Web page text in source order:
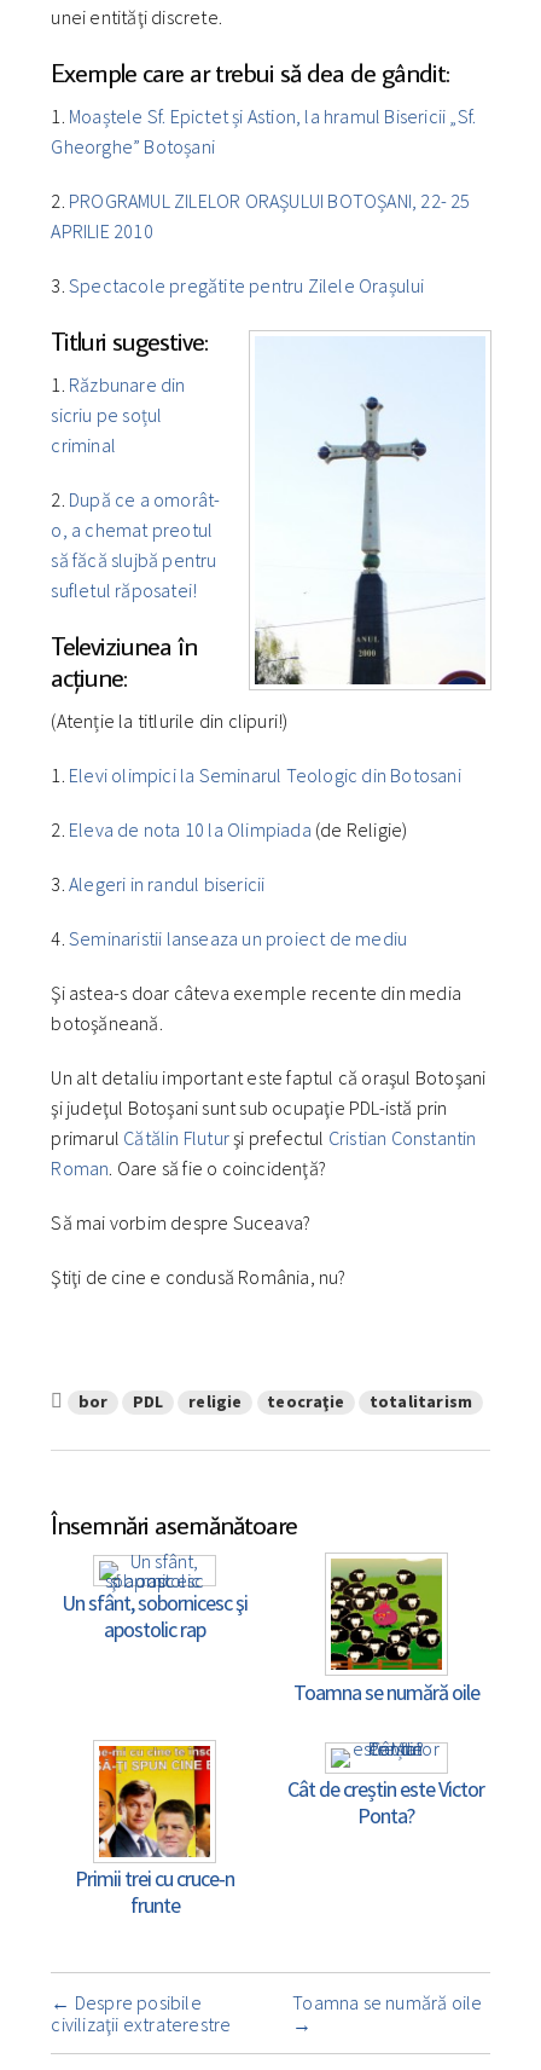
unei entităţi discrete.
Exemple care ar trebui să dea de gândit:
1. Moaștele Sf. Epictet și Astion, la hramul Bisericii „Sf.
Gheorghe” Botoșani
2. PROGRAMUL ZILELOR ORAȘULUI BOTOȘANI, 22- 25
APRILIE 2010
3.Spectacole pregătite pentru Zilele Orașului
Titluri sugestive:
1. Răzbunare din
sicriu pe soțul
criminal
2. După ce a omorât-
o, a chemat preotul
să făcă slujbă pentru
sufletul răposatei!
Televiziunea în
acțiune:
(Atenție la titlurile din clipuri!)
1. Elevi olimpici la Seminarul Teologic din Botosani
2. Eleva de nota 10 la Olimpiada (de Religie)
3.Alegeri in randul bisericii
4.Seminaristii lanseaza un proiect de mediu
Şi astea-s doar câteva exemple recente din media
botoşăneană.
Un alt detaliu important este faptul că oraşul Botoşani
şi judeţul Botoşani sunt sub ocupaţie PDL-istă prin
primarul Cătălin Fluturşi prefectul Cristian Constantin
Roman. Oare să fie o coincidenţă?
Să mai vorbim despre Suceava?
Ştiţi de cine e condusă România, nu?
bor PDL religie teocraţie totalitarism
Însemnări asemănătoare
Un sfânt, sobornicesc şi
apostolic rap
Toamna se numără oile
Primii trei cu cruce-n
frunte
Cât de creștin este Victor
Ponta?
Navigare
însemnare
← Despre posibile
civilizaţii extraterestre
Toamna se numără oile
→